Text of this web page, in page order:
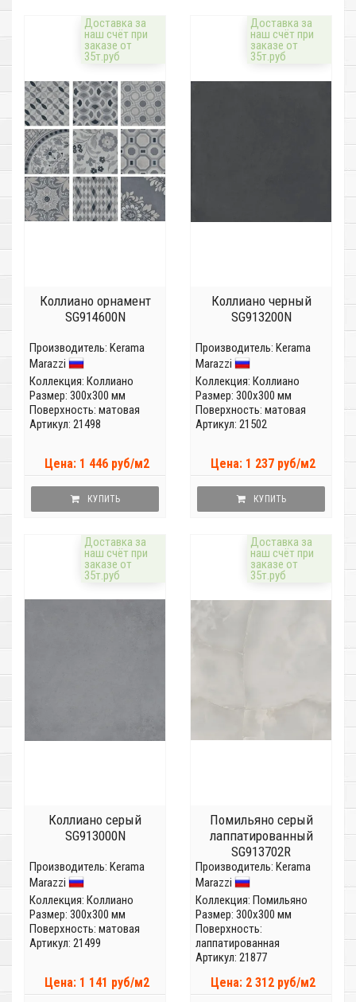
Доставка за
наш счёт при
заказе от
35т.руб
Коллиано орнамент
SG914600N
Производитель: Kerama
Marazzi
Коллекция: Коллиано
Размер: 300x300 мм
Поверхность: матовая
Артикул: 21498
Цена: 1 446 руб/м2
КУПИТЬ
Доставка за
наш счёт при
заказе от
35т.руб
Коллиано черный
SG913200N
Производитель: Kerama
Marazzi
Коллекция: Коллиано
Размер: 300x300 мм
Поверхность: матовая
Артикул: 21502
Цена: 1 237 руб/м2
КУПИТЬ
Доставка за
наш счёт при
заказе от
35т.руб
Коллиано серый
SG913000N
Производитель: Kerama
Marazzi
Коллекция: Коллиано
Размер: 300x300 мм
Поверхность: матовая
Артикул: 21499
Цена: 1 141 руб/м2
Доставка за
наш счёт при
заказе от
35т.руб
Помильяно серый
лаппатированный
SG913702R
Производитель: Kerama
Marazzi
Коллекция: Помильяно
Размер: 300x300 мм
Поверхность:
лаппатированная
Артикул: 21877
Цена: 2 312 руб/м2